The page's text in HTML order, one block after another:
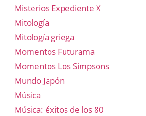
Misterios Expediente X
Mitología
Mitología griega
Momentos Futurama
Momentos Los Simpsons
Mundo Japón
Música
Música: éxitos de los 80